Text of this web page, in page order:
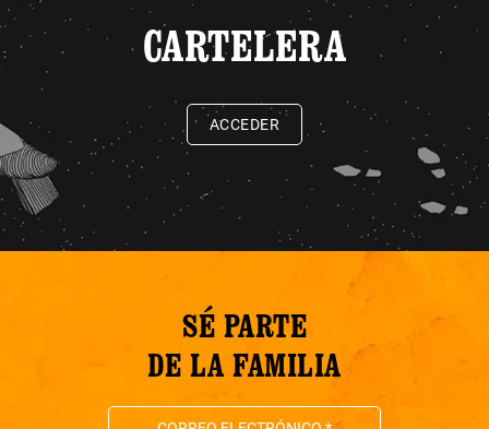
CARTELERA
ACCEDER
SÉ PARTE
DE LA FAMILIA